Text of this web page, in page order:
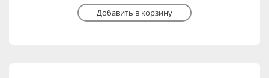
Добавить в корзину